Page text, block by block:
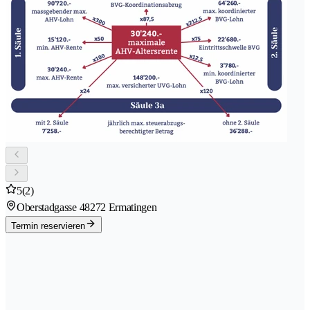
5(2)
Oberstadgasse 48272 Ermatingen
Termin reservieren